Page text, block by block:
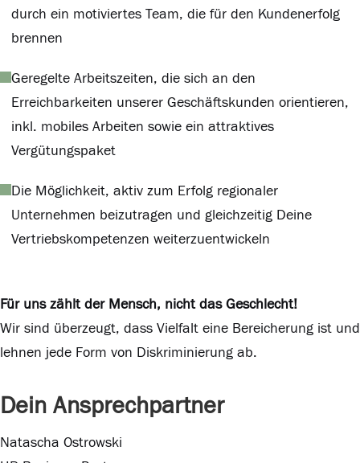
durch ein motiviertes Team, die für den Kundenerfolg
brennen
Geregelte Arbeitszeiten, die sich an den
Erreichbarkeiten unserer Geschäftskunden orientieren,
inkl. mobiles Arbeiten sowie ein attraktives
Vergütungspaket
Die Möglichkeit, aktiv zum Erfolg regionaler
Unternehmen beizutragen und gleichzeitig Deine
Vertriebskompetenzen weiterzuentwickeln
Für uns zählt der Mensch, nicht das Geschlecht!
Wir sind überzeugt, dass Vielfalt eine Bereicherung ist und
lehnen jede Form von Diskriminierung ab.
Dein Ansprechpartner
Natascha Ostrowski